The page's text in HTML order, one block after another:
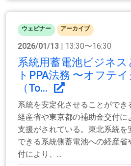
ウェビナー アーカイブ
2026/01/13 | 13:30〜16:30
系統用蓄電池ビジネ
トPPA法務 〜オフテ
（To...
系統を安定化させることができ
経産省や東京都の補助金交付に
支援がされている。東北系統を
できる系統側蓄電池への経産省
付により、...